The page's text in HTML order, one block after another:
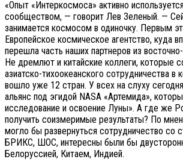
«Опыт «Интеркосмоса» активно
сообществом, — говорит Лев Зеленый. —
занимается космосом в одиночку. Первым
Европейское космическое агентство, куда
перешла часть наших партнеров из
Не дремлют и китайские коллеги, которые
азиатско-тихоокеанского сотрудничества в
вошло уже 12 стран. У всех на слуху
альянс под эгидой NASA «Артемида»,
исследование и освоение Луны». А где же
получить соизмеримые результаты? По
могло бы развернуться сотрудничество со
БРИКС, ШОС, интересны были бы
Белоруссией, Китаем, Индией.